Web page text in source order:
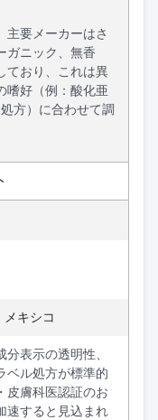
主要メーカーはさ
ガニック、無香
ており、これは異
嗜好（例：酸化亜
方）に合わせて調
キシコ
表示の透明性、
ベル処方が標準的
皮膚科医認証のお
速すると見込まれ